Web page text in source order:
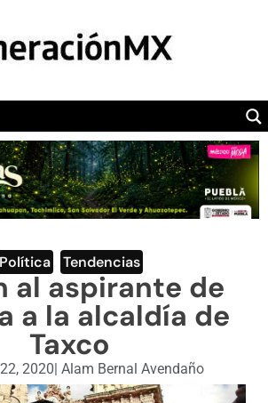
POLÍTICA
CAMALEÓN
OPINIÓN
DEPORTES
ENGLISH SECTION
VIDEOS
Política Tendencias
al aspirante de
a la alcaldía de
Taxco
2020| Alam Bernal Avendaño